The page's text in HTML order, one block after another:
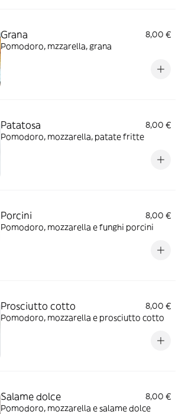
Grana
8,00 €
Pomodoro, mzzarella, grana
Patatosa
8,00 €
Pomodoro, mozzarella, patate fritte
Porcini
8,00 €
Pomodoro, mozzarella e funghi porcini
Prosciutto cotto
8,00 €
Pomodoro, mozzarella e prosciutto cotto
Salame dolce
8,00 €
Pomodoro, mozzarella e salame dolce